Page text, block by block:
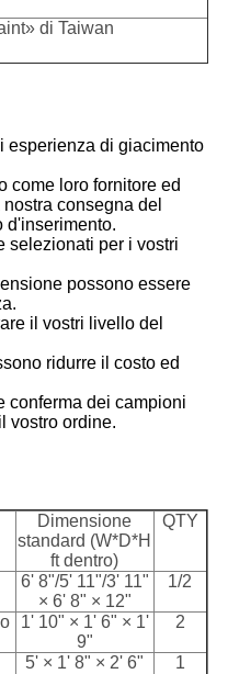
di Taiwan
esperienza di giacimento
come loro fornitore ed
consegna del
d'inserimento.
selezionati per i vostri
possono essere
il vostri livello del
ridurre il costo ed
conferma dei campioni
vostro ordine.
Dimensione
standard (W*D*H
ft dentro)
QTY
6' 8"/5' 11"/3' 11"
× 6' 8" × 12"
1/2
1' 10" × 1' 6" × 1'
9"
2
5' × 1' 8" × 2' 6"
1